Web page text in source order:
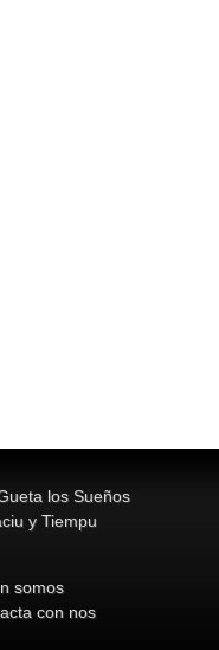
los Sueños
y Tiempu
somos
con nos